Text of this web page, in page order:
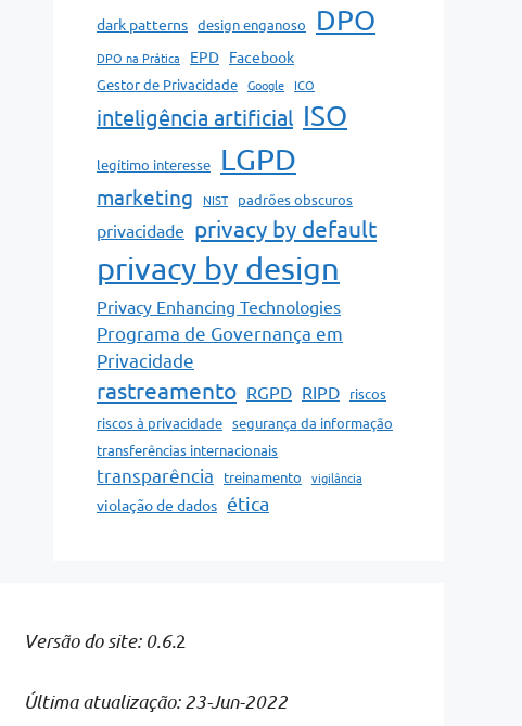
dark patterns design enganoso DPO
DPO na Prática EPD Facebook
Gestor de Privacidade Google ICO
inteligência artificial ISO
legítimo interesse LGPD
marketing NIST padrões obscuros
privacidade privacy by default
privacy by design
Privacy Enhancing Technologies
Programa de Governança em
Privacidade
rastreamento RGPD RIPD riscos
riscos à privacidade segurança da informação
transferências internacionais
transparência treinamento vigilância
violação de dados ética
Versão do site: 0.6.2
Última atualização: 23-Jun-2022